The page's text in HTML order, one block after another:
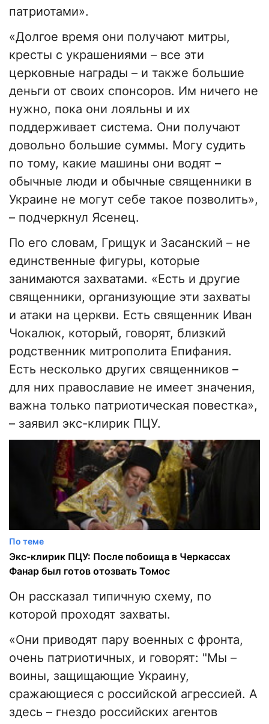
патриотами».
«Долгое время они получают митры,
кресты с украшениями – все эти
церковные награды – и также большие
деньги от своих спонсоров. Им ничего не
нужно, пока они лояльны и их
поддерживает система. Они получают
довольно большие суммы. Могу судить
по тому, какие машины они водят –
обычные люди и обычные священники в
Украине не могут себе такое позволить»,
– подчеркнул Ясенец.
По его словам, Грищук и Засанский – не
единственные фигуры, которые
занимаются захватами. «Есть и другие
священники, организующие эти захваты
и атаки на церкви. Есть священник Иван
Чокалюк, который, говорят, близкий
родственник митрополита Епифания.
Есть несколько других священников –
для них православие не имеет значения,
важна только патриотическая повестка»,
– заявил экс-клирик ПЦУ.
По теме
Экс-клирик ПЦУ: После побоища в Черкассах
Фанар был готов отозвать Томос
Он рассказал типичную схему, по
которой проходят захваты.
«Они приводят пару военных с фронта,
очень патриотичных, и говорят: "Мы –
воины, защищающие Украину,
сражающиеся с российской агрессией. А
здесь – гнездо российских агентов